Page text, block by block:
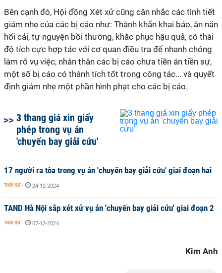
Bên cạnh đó, Hội đồng Xét xử cũng cân nhắc các tình tiết
giảm nhẹ của các bị cáo như: Thành khẩn khai báo, ăn năn
hối cải, tự nguyện bồi thường, khắc phục hậu quả, có thái
độ tích cực hợp tác với cơ quan điều tra để nhanh chóng
làm rõ vụ việc, nhân thân các bị cáo chưa tiền án tiền sự,
một số bị cáo có thành tích tốt trong công tác... và quyết
định giảm nhẹ một phần hình phạt cho các bị cáo.
3 thang giá xin giấy
phép trong vụ án
'chuyến bay giải cứu'
17 người ra tòa trong vụ án 'chuyến bay giải cứu' giai đoạn hai
THỜI SỰ - 24-12-2024
TAND Hà Nội sắp xét xử vụ án 'chuyến bay giải cứu' giai đoạn 2
THỜI SỰ - 07-12-2024
Kim Anh